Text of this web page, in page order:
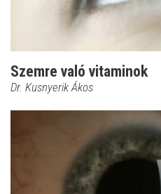
Szemre való vitaminok
Dr. Kusnyerik Ákos